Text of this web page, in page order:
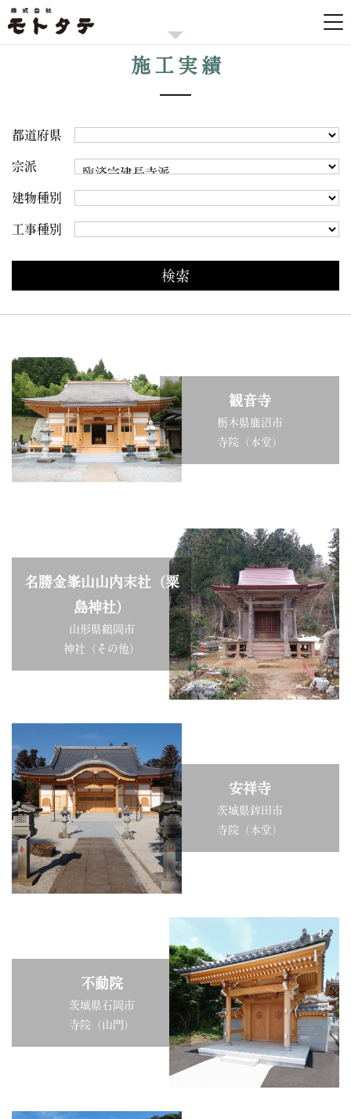
施工実績
都道府県
宗派
建物種別
工事種別
観音寺
栃木県鹿沼市
寺院（本堂）
名勝金峯山山内末社（粟
島神社）
山形県鶴岡市
神社（その他）
安祥寺
茨城県鉾田市
寺院（本堂）
不動院
茨城県石岡市
寺院（山門）